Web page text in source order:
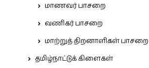
மாணவர் பாசறை
வணிகர் பாசறை
மாற்றுத் திறனாளிகள் பாசறை
தமிழ்நாட்டுக் கிளைகள்